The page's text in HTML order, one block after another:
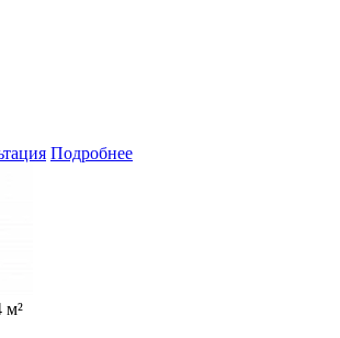
Подробнее
м²